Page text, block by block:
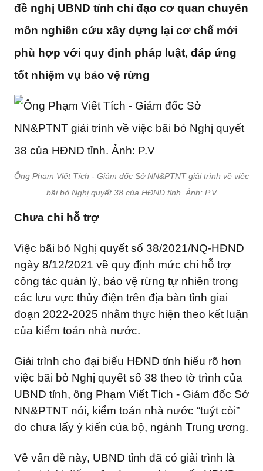
đề nghị UBND tỉnh chỉ đạo cơ quan chuyên
môn nghiên cứu xây dựng lại cơ chế mới
phù hợp với quy định pháp luật, đáp ứng
tốt nhiệm vụ bảo vệ rừng
Ông Phạm Viết Tích - Giám đốc Sở NN&PTNT giải trình về việc
bãi bỏ Nghị quyết 38 của HĐND tỉnh. Ảnh: P.V
Chưa chi hỗ trợ
Việc bãi bỏ Nghị quyết số 38/2021/NQ-HĐND
ngày 8/12/2021 về quy định mức chi hỗ trợ
công tác quản lý, bảo vệ rừng tự nhiên trong
các lưu vực thủy điện trên địa bàn tỉnh giai
đoạn 2022-2025 nhằm thực hiện theo kết luận
của kiểm toán nhà nước.
Giải trình cho đại biểu HĐND tỉnh hiểu rõ hơn
việc bãi bỏ Nghị quyết số 38 theo tờ trình của
UBND tỉnh, ông Phạm Viết Tích - Giám đốc Sở
NN&PTNT nói, kiểm toán nhà nước “tuýt còi”
do chưa lấy ý kiến của bộ, ngành Trung ương.
Về vấn đề này, UBND tỉnh đã có giải trình là